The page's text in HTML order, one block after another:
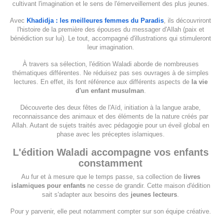
cultivant l'imagination et le sens de l'émerveillement des plus jeunes.
Avec Khadidja : les meilleures femmes du Paradis, ils découvriront
l'histoire de la première des épouses du messager d'Allah (paix et
bénédiction sur lui). Le tout, accompagné d'illustrations qui stimuleront
leur imagination.
À travers sa sélection, l'édition Waladi aborde de nombreuses
thématiques différentes. Ne réduisez pas ses ouvrages à de simples
lectures. En effet, ils font référence aux différents aspects de la vie
d'un enfant musulman.
Découverte des deux fêtes de l'Aïd, initiation à la langue arabe,
reconnaissance des animaux et des éléments de la nature créés par
Allah. Autant de sujets traités avec pédagogie pour un éveil global en
phase avec les préceptes islamiques.
L'édition Waladi accompagne vos enfants
constamment
Au fur et à mesure que le temps passe, sa collection de livres
islamiques pour enfants ne cesse de grandir. Cette maison d'édition
sait s'adapter aux besoins des jeunes lecteurs.
Pour y parvenir, elle peut notamment compter sur son équipe créative.